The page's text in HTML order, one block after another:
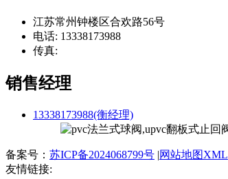
江苏常州钟楼区合欢路56号
电话: 13338173988
传真:
销售经理
13338173988(衡经理)
备案号： 苏ICP备2024068799号 |网站地图XML
友情链接: